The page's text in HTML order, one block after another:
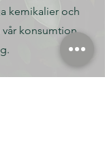
kemikalier och
konsumtion